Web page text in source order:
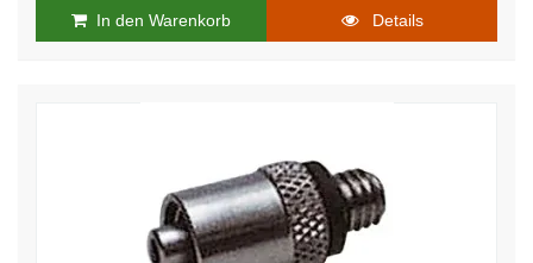
In den Warenkorb Details